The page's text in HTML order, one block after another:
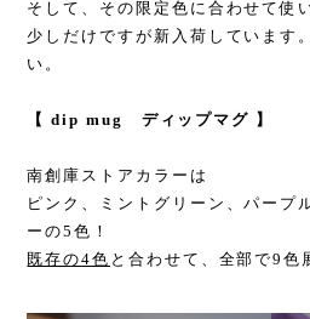
そして、その限定色に合わせて使
少しだけですが新入荷しています
い。
【 dip mug ディップマグ 】
南創庫ストアカラーは
ピンク、ミントグリーン、パープ
ーの5色！
既存の4色 と合わせて、全部で9色